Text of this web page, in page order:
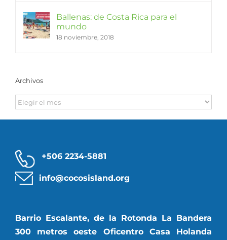
Ballenas: de Costa Rica para el
mundo
18 noviembre, 2018
Archivos
Archivos
+506 2234-5881
info@cocosisland.org
Barrio Escalante, de la Rotonda La Bandera
300 metros oeste Oficentro Casa Holanda